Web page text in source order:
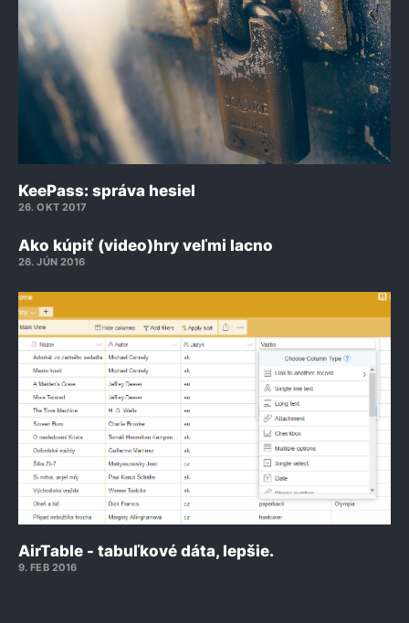
KeePass: správa hesiel
26. OKT 2017
Ako kúpiť (video)hry veľmi lacno
26. JÚN 2016
AirTable - tabuľkové dáta, lepšie.
9. FEB 2016